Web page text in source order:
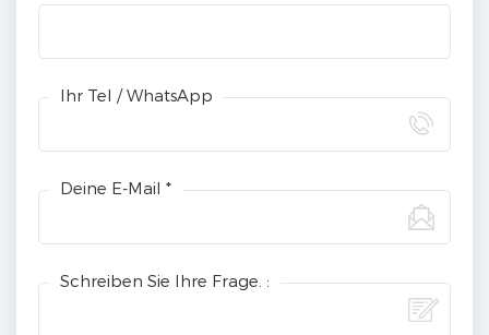
Ihr Tel / WhatsApp
Deine E-Mail *
Schreiben Sie Ihre Frage. :